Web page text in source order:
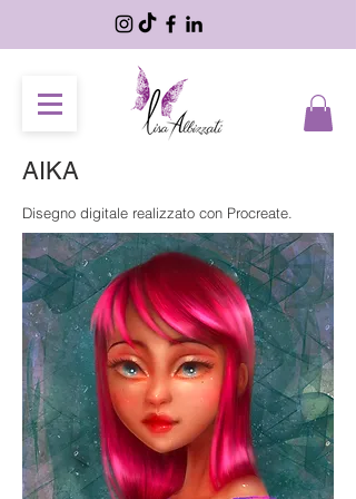
AIKA
Disegno digitale realizzato con Procreate.